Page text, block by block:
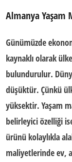
Almanya Yaşam
Günümüzde
kaynaklı olarak
bulundurulur.
düşüktür. Çünkü
yüksektir. Yaşam
belirleyici özelliği
ürünü kolaylıkla
maliyetlerinde ev,